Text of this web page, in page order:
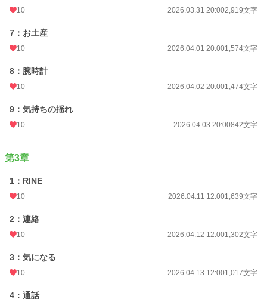
10 2026.03.31 20:002,919文字
7：お土産
10 2026.04.01 20:001,574文字
8：腕時計
10 2026.04.02 20:001,474文字
9：気持ちの揺れ
10 2026.04.03 20:00842文字
第3章
1：RINE
10 2026.04.11 12:001,639文字
2：連絡
10 2026.04.12 12:001,302文字
3：気になる
10 2026.04.13 12:001,017文字
4：通話